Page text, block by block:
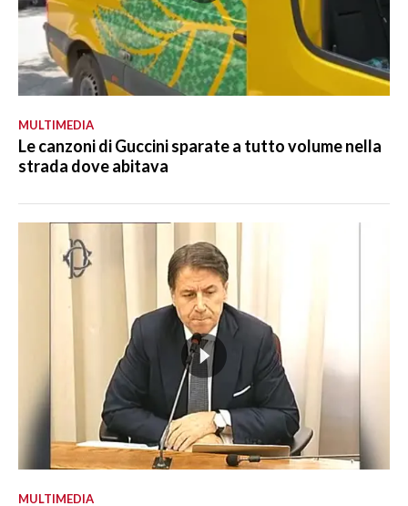
MULTIMEDIA
Le canzoni di Guccini sparate a tutto volume nella
strada dove abitava
MULTIMEDIA